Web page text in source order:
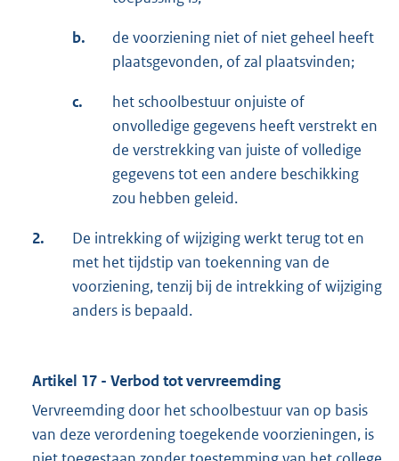
b.
de voorziening niet of niet geheel heeft
plaatsgevonden, of zal plaatsvinden;
c.
het schoolbestuur onjuiste of
onvolledige gegevens heeft verstrekt en
de verstrekking van juiste of volledige
gegevens tot een andere beschikking
zou hebben geleid.
2.
De intrekking of wijziging werkt terug tot en
met het tijdstip van toekenning van de
voorziening, tenzij bij de intrekking of wijziging
anders is bepaald.
Artikel 17 - Verbod tot vervreemding
Vervreemding door het schoolbestuur van op basis
van deze verordening toegekende voorzieningen, is